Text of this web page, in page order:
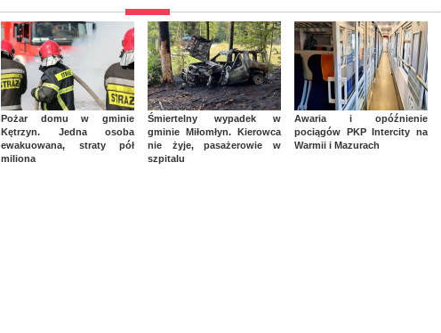
Pożar domu w gminie
Kętrzyn. Jedna osoba
ewakuowana, straty pół
miliona
Śmiertelny wypadek w
gminie Miłomłyn. Kierowca
nie żyje, pasażerowie w
szpitalu
Awaria i opóźnienie
pociągów PKP Intercity na
Warmii i Mazurach